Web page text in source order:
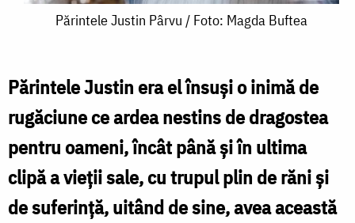
Părintele
/
Foto:
Magda
Buftea
Părintele Justin Pârvu / Foto: Magda Buftea
Părintele Justin era el însuși o inimă de
rugăciune ce ardea nestins de dragostea
pentru oameni, încât până și în ultima
clipă a vieții sale, cu trupul plin de răni și
de suferință, uitând de sine, avea această